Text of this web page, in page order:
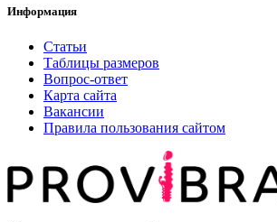
Информация
Статьи
Таблицы размеров
Вопрос-ответ
Карта сайта
Вакансии
Правила пользования сайтом